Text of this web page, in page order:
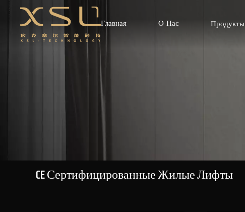
Главная О Нас Продукты
CE Сертифицированные Жилые Лифты